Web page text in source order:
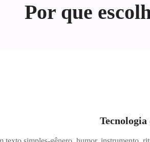
Por que